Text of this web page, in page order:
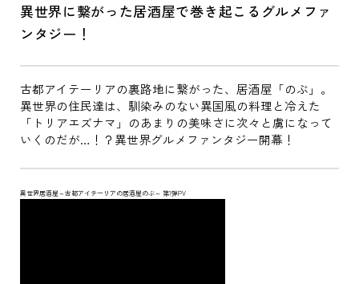
異世界に繋がった居酒屋で巻き起こるグルメファ
ンタジー！
古都アイテーリアの裏路地に繋がった、居酒屋「のぶ」。
異世界の住民達は、馴染みのない異国風の料理と冷えた
「トリアエズナマ」のあまりの美味さに次々と虜になって
いくのだが…！？異世界グルメファンタジー開幕！
異世界居酒屋～古都アイテーリアの居酒屋のぶ～ 第1弾PV